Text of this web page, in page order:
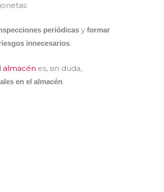
periódicas yformar
innecesarios.
almacén es, sin duda,
en el almacén.